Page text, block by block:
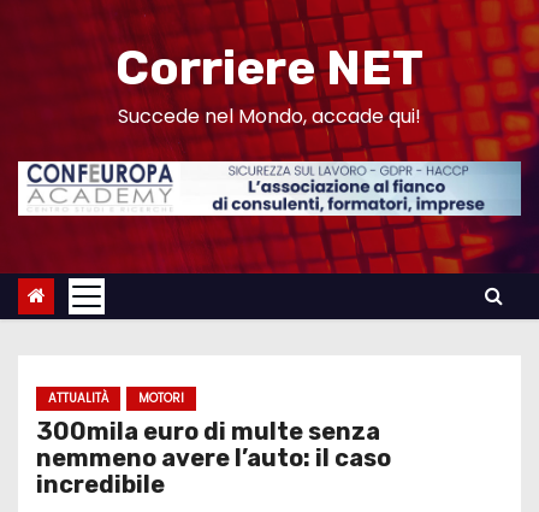
n
Corriere NET
Succede nel Mondo, accade qui!
ATTUALITÀ MOTORI
300mila euro di multe senza
nemmeno avere l’auto: il caso
incredibile